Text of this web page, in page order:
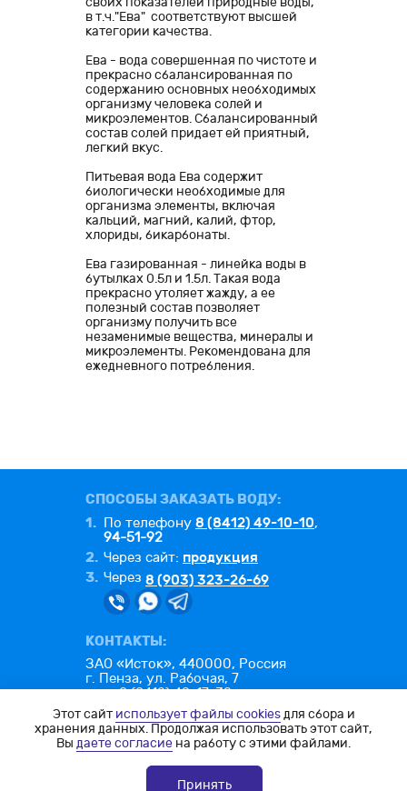
в т.ч."Ева" соответствуют высшей
категории качества.
Ева - вода совершенная по чистоте и
прекрасно сбалансированная по
содержанию основных необходимых
организму человека солей и
микроэлементов. Сбалансированный
состав солей придает ей приятный,
легкий вкус.
Питьевая вода Ева содержит
биологически необходимые для
организма элементы, включая
кальций, магний, калий, фтор,
хлориды, бикарбонаты.
Ева газированная - линейка воды в
бутылках 0.5л и 1.5л. Такая вода
прекрасно утоляет жажду, а ее
полезный состав позволяет
организму получить все
незаменимые вещества, минералы и
микроэлементы. Рекомендована для
ежедневного потребления.
СПОСОБЫ ЗАКАЗАТЬ ВОДУ:
1. По телефону 8 (8412) 49-10-10,
94-51-92
2. Через сайт: продукция
3. Через 8 (903) 323-26-69
КОНТАКТЫ:
ЗАО «Исток», 440000, Россия
г. Пенза, ул. Рабочая, 7
тел.: 8 (8412) 49-17-32
факс: 8 (8412) 49-26-25
e-mail:office@istok-penza.ru
Политика конфиденциальности
Согласие на обработку ПД
Этот сайт использует файлы cookiesдля сбора и
хранения данных. Продолжая использовать этот сайт,
Вы даете согласие на работу с этими файлами.
Принять